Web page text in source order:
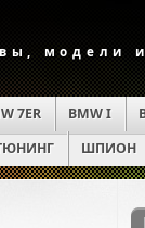
модели и
7ER BMW I
ШПИОН